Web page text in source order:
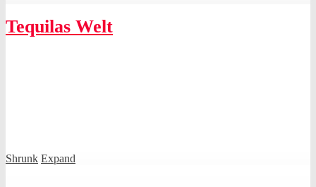
Tequilas Welt
Shrunk Expand